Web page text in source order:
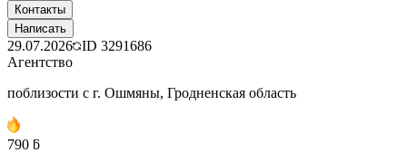
Контакты
Написать
29.07.2026 ID 3291686
Агентство
поблизости с г. Ошмяны, Гродненская область
790 ƃ